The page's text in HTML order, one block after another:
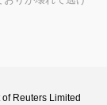
Reuters Limited